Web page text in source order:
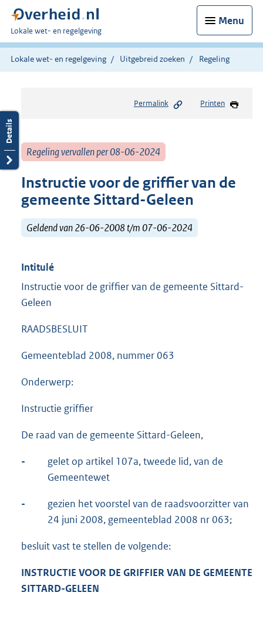
Menu
U
bent
hier:
Lokale wet- en regelgeving
Lokale wet- en regelgeving Uitgebreid zoeken Regeling
Permalink Printen
Regeling vervallen per 08-06-2024
Instructie voor de griffier van de
gemeente Sittard-Geleen
Geldend van 26-06-2008 t/m 07-06-2024
Intitulé
Instructie voor de griffier van de gemeente Sittard-
Geleen
RAADSBESLUIT
Gemeenteblad 2008, nummer 063
Onderwerp:
Instructie griffier
De raad van de gemeente Sittard-Geleen,
-
gelet op artikel 107a, tweede lid, van de
Gemeentewet
-
gezien het voorstel van de raadsvoorzitter van
24 juni 2008, gemeenteblad 2008 nr 063;
besluit vast te stellen de volgende:
INSTRUCTIE VOOR DE GRIFFIER VAN DE GEMEENTE
SITTARD-GELEEN